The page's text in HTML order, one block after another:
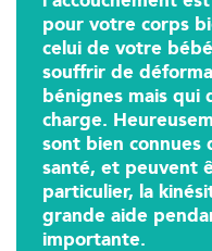
pour votre corps
celui de votre
souffrir de
bénignes mais qui
charge.
sont bien connues
santé, et peuvent
particulier, la
grande aide
importante.
Entrez votre adresse
proche de chez vous :
Filtrer les